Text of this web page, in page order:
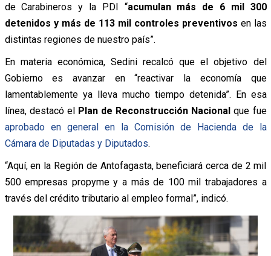
de Carabineros y la PDI “acumulan más de 6 mil 300
detenidos y más de 113 mil controles preventivos en las
distintas regiones de nuestro país”.
En materia económica, Sedini recalcó que el objetivo del
Gobierno es avanzar en “reactivar la economía que
lamentablemente ya lleva mucho tiempo detenida”. En esa
línea, destacó el
Plan de Reconstrucción Nacionalque fue
aprobado en general en la Comisión de Hacienda de la
Cámara de Diputadas y Diputados.
“Aquí, en la Región de Antofagasta, beneficiará cerca de 2 mil
500 empresas propyme y a más de 100 mil trabajadores a
través del crédito tributario al empleo formal”, indicó.